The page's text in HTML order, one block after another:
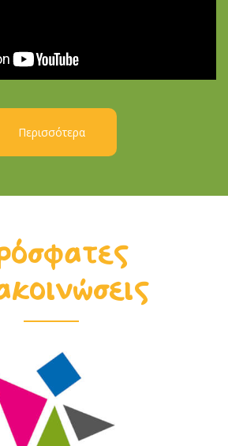
Περισσότερα